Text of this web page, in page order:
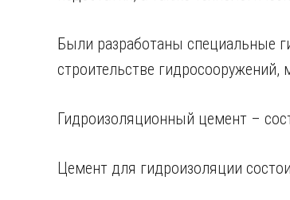
Были разработаны специальные
строительстве гидросооружений,
Гидроизоляционный цемент –
Цемент для гидроизоляции